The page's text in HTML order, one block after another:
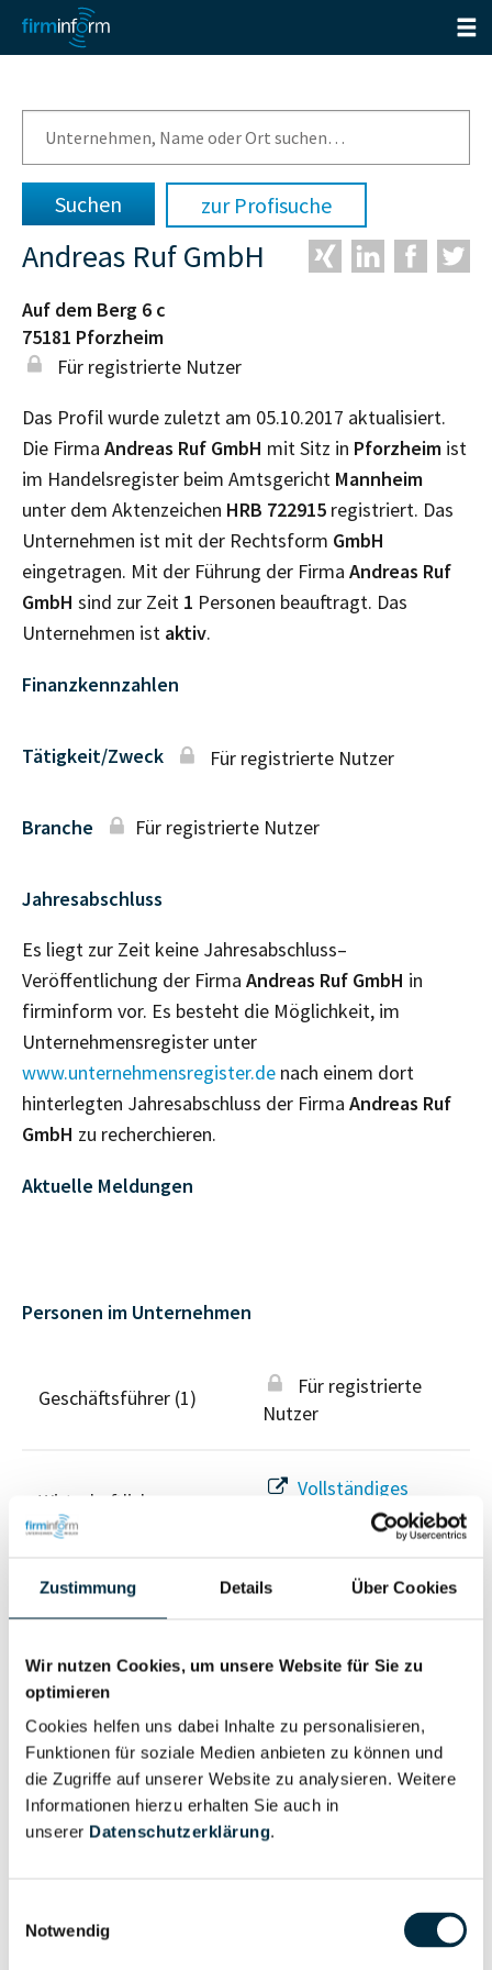
Zustimmung Details Über Cookies
Wir nutzen Cookies, um unsere Website für Sie zu
optimieren
Cookies helfen uns dabei Inhalte zu personalisieren,
Funktionen für soziale Medien anbieten zu können und
die Zugriffe auf unserer Website zu analysieren. Weitere
Informationen hierzu erhalten Sie auch in
unserer Datenschutzerklärung.
Notwendig
zur Profisuche
Andreas Ruf GmbH
Auf dem Berg 6 c
75181 Pforzheim
Für registrierte Nutzer
Das Profil wurde zuletzt am 05.10.2017 aktualisiert.
Die Firma Andreas Ruf GmbH mit Sitz in Pforzheim ist
im Handelsregister beim Amtsgericht Mannheim
unter dem Aktenzeichen HRB 722915 registriert. Das
Unternehmen ist mit der Rechtsform GmbH
eingetragen. Mit der Führung der Firma Andreas Ruf
GmbH sind zur Zeit 1 Personen beauftragt. Das
Unternehmen ist aktiv.
Finanzkennzahlen
Tätigkeit/Zweck Für registrierte Nutzer
Branche Für registrierte Nutzer
Jahresabschluss
Es liegt zur Zeit keine Jahresabschluss–
Veröffentlichung der Firma Andreas Ruf GmbH in
firminform vor. Es besteht die Möglichkeit, im
Unternehmensregister unter
www.unternehmensregister.de nach einem dort
hinterlegten Jahresabschluss der Firma Andreas Ruf
GmbH zu recherchieren.
Aktuelle Meldungen
Personen im Unternehmen
Geschäftsführer (1)
Für registrierte
Nutzer
Wirtschaftlich
Berechtigter
Vollständiges
Unternehmensprofil
Gesellschafterstruktur
Vollständiges
Unternehmensprofil
anfragen